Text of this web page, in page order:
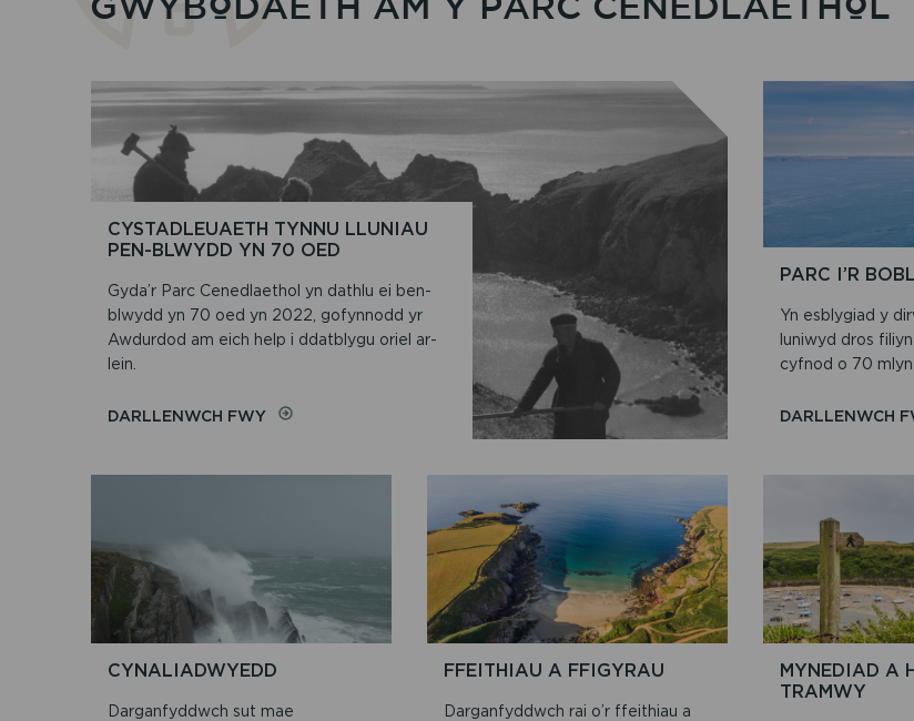
CYSTADLEUAETH TYNNU LLUNIAU
PEN-BLWYDD YN 70 OED
Gyda’r Parc Cenedlaethol yn dathlu ei ben-
blwydd yn 70 oed yn 2022, gofynnodd yr
Awdurdod am eich help i ddatblygu oriel ar-
lein.
DARLLENWCH FWYON
LLUNIAU
OED
PARC I’R BOBL
Yn esblygiad y
luniwyd dros
cyfnod o 70
DARLLENWCH
CYNALIADWYEDD
Darganfyddwch sut mae
FFEITHIAU A FFIGYRAU
Darganfyddwch rai o’r ffeithiau a
MYNEDIAD A
TRAMWY